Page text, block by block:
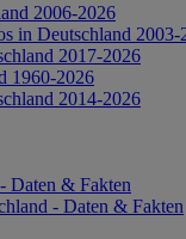
2006-2026
in Deutschland 2003-
2017-2026
1960-2026
2014-2026
Daten & Fakten
- Daten & Fakten